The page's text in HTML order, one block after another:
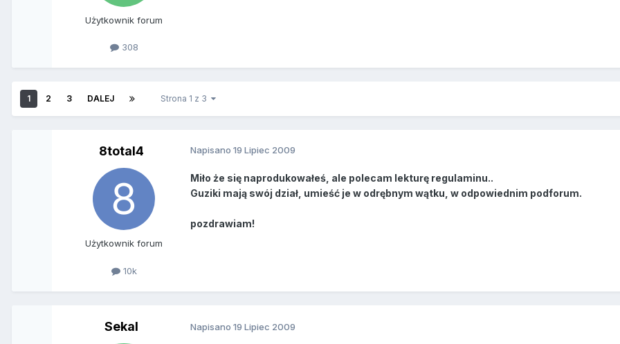
Użytkownik forum
308
1 2 3 DALEJ Strona 1 z 3
8total4
Użytkownik forum
10k
Napisano19 Lipiec 2009
Miło że się naprodukowałeś, ale polecam lekturę regulaminu..
Guziki mają swój dział, umieść je w odrębnym wątku, w odpowiednim podforum.
pozdrawiam!
Sekal Napisano19 Lipiec 2009